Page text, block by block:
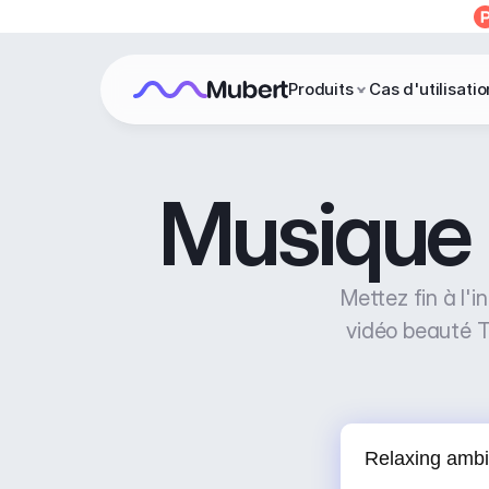
Mettez fin à
vidéo beauté
Produits Cas